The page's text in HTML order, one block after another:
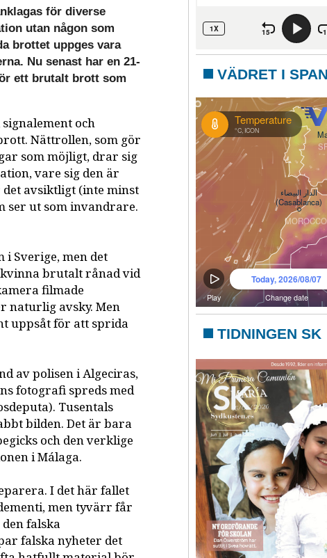
för diverse
utan någon som
brottet uppges vara
Nu senast har en 21-
ett brutalt brott som
och
Nättrollen, som gör
som möjligt, drar sig
vare sig den är
avsiktligt (inte minst
ser ut som invandrare.
i Sverige, men det
brutalt rånad vid
filmade
naturlig avsky. Men
uppsåt för att sprida
av polisen i Algeciras,
fotografi spreds med
Tusentals
bilden. Det är bara
och den verklige
i Málaga.
I det här fallet
men tyvärr får
falska
falska nyheter det
VÄDRET I
TIDNINGEN SK